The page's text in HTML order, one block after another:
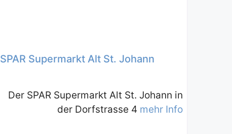
SPAR Supermarkt Alt St. Johann
Der SPAR Supermarkt Alt St. Johann in
der Dorfstrasse 4 mehr Info